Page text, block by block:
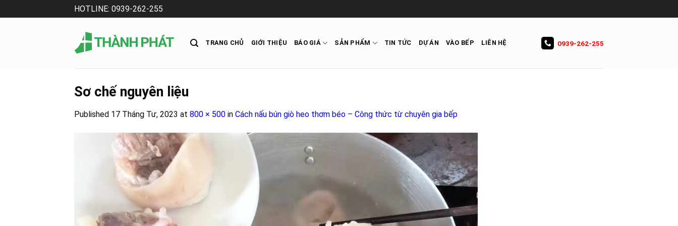
to
HOTLINE: 0939-262-255
TRANG CHỦ GIỚI THIỆU BÁO GIÁ SẢN PHẨM TIN TỨC DỰ ÁN VÀO BẾP LIÊN HỆ 0939-262-255
Sơ chế nguyên liệu
Published 17 Tháng Tư, 2023 at 800 × 500 in Cách nấu bún giò heo thơm béo – Công thức từ chuyên gia bếp